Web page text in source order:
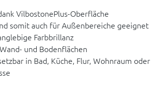
VilbostonePlus-Oberfläche
somit auch für Außenbereiche geeignet
Farbbrillanz
und Bodenflächen
in Bad, Küche, Flur, Wohnraum oder